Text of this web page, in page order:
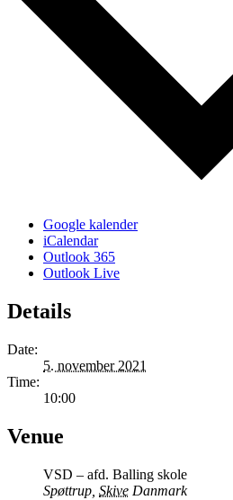
Google kalender
iCalendar
Outlook 365
Outlook Live
Details
Date:
5. november 2021
Time:
10:00
Venue
VSD – afd. Balling skole
Spøttrup Skive Danmark